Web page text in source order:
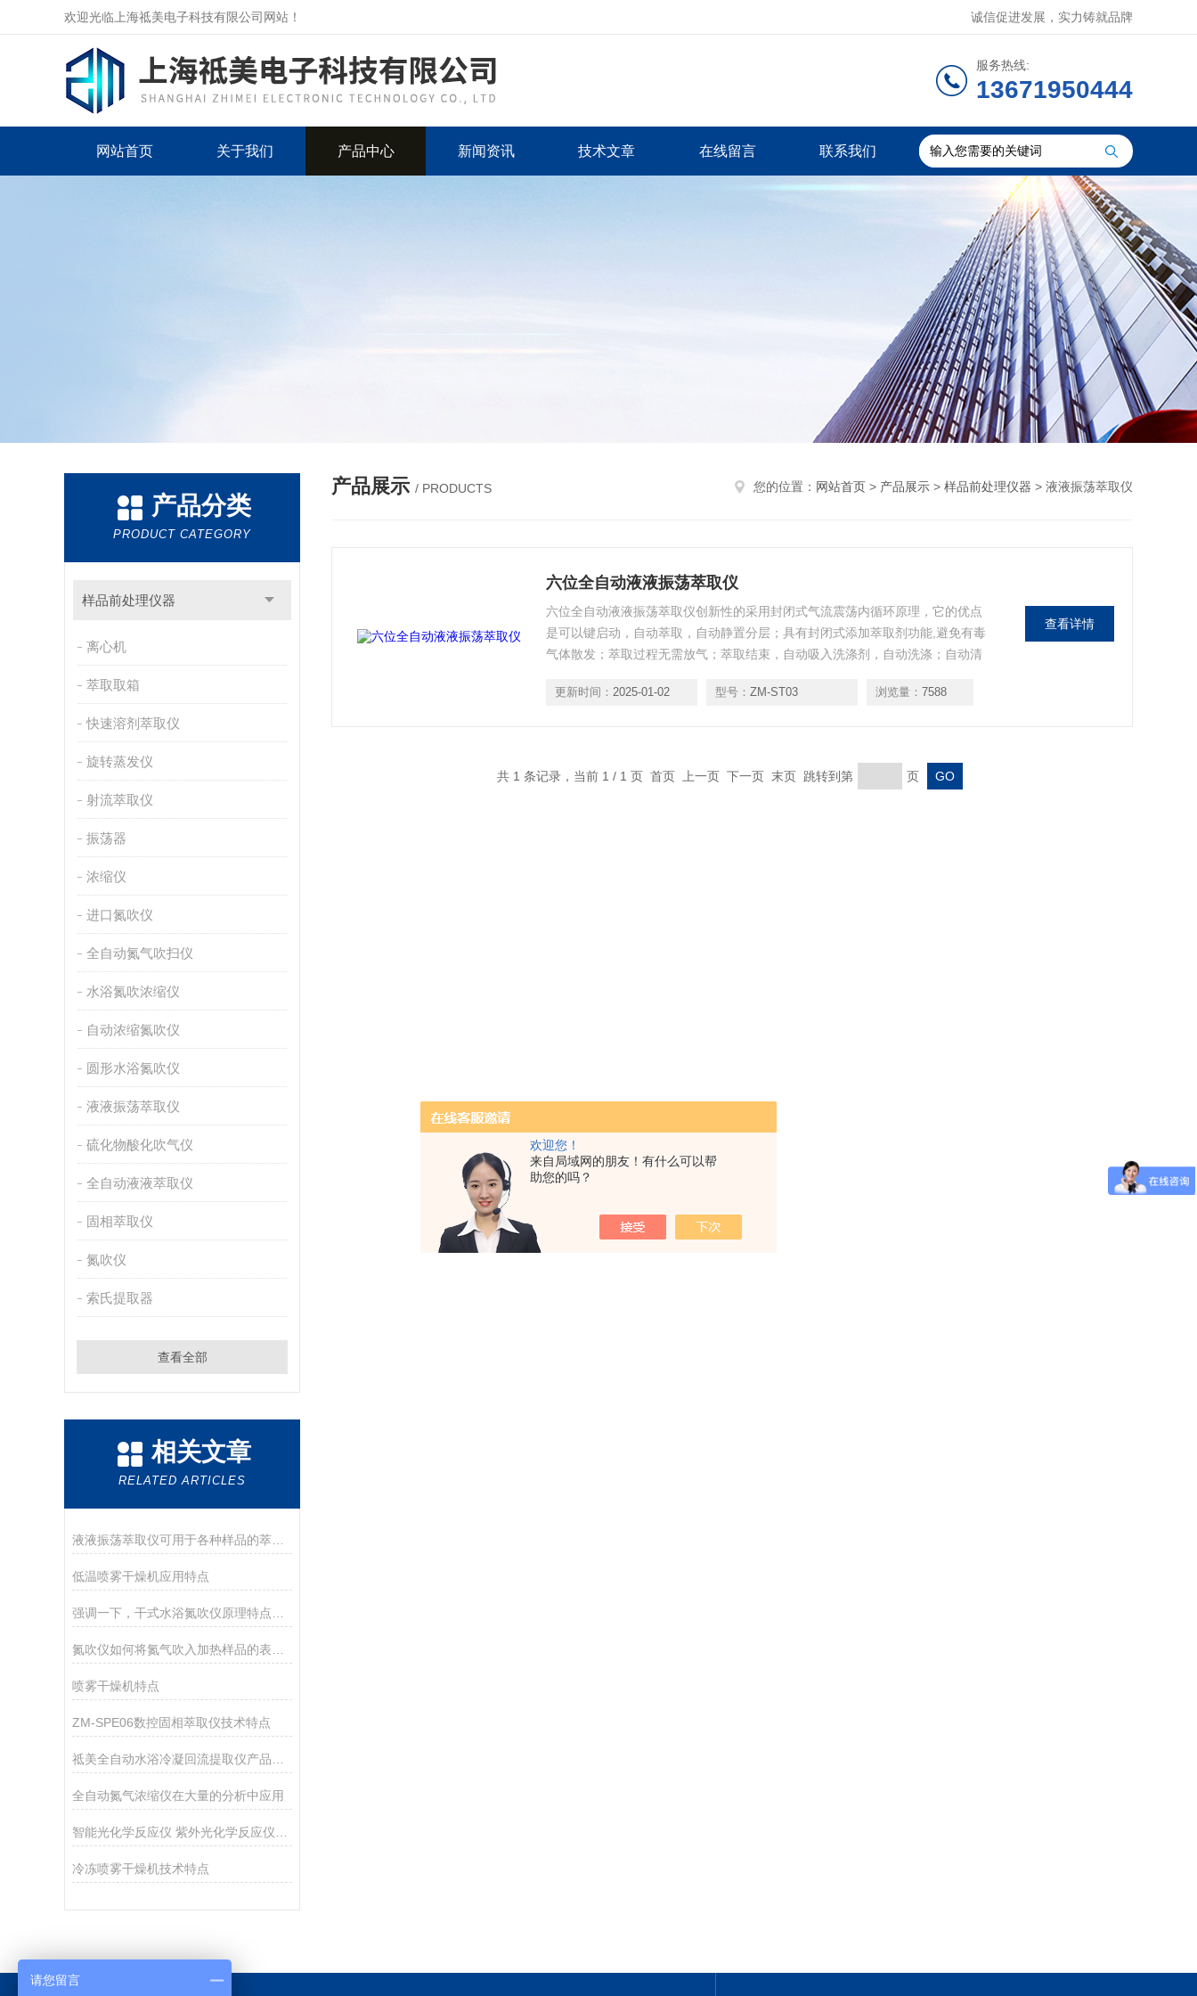
欢迎您！
来自局域网的朋友！有什么可以帮
助您的吗？
欢迎光临上海祗美电子科技有限公司网站！ 诚信促进发展，实力铸就品牌
服务热线:
13671950444
网站首页 关于我们 产品中心 新闻资讯 技术文章 在线留言 联系我们
产品分类
PRODUCT CATEGORY
样品前处理仪器
离心机
萃取取箱
快速溶剂萃取仪
旋转蒸发仪
射流萃取仪
振荡器
浓缩仪
进口氮吹仪
全自动氮气吹扫仪
水浴氮吹浓缩仪
自动浓缩氮吹仪
圆形水浴氮吹仪
液液振荡萃取仪
硫化物酸化吹气仪
全自动液液萃取仪
固相萃取仪
氮吹仪
索氏提取器
查看全部
相关文章
RELATED ARTICLES
液液振荡萃取仪可用于各种样品的萃取，适应性强
低温喷雾干燥机应用特点
喷雾干燥机特点
ZM-SPE06数控固相萃取仪技术特点
全自动氮气浓缩仪在大量的分析中应用
冷冻喷雾干燥机技术特点
产品展示 / PRODUCTS 您的位置： 网站首页 > 产品展示 > 样品前处理仪器 > 液液振荡萃取仪
六位全自动液液振荡萃取仪
六位全自动液液振荡萃取仪创新性的采用封闭式气流震荡内循环原理，它的优点
是可以键启动，自动萃取，自动静置分层；具有封闭式添加萃取剂功能,避免有毒
气体散发；萃取过程无需放气；萃取结束，自动吸入洗涤剂，自动洗涤；自动清
平板液晶触摸屏可视化操作。该仪器具有远程操作、自动化程度高、省时省力、
更新时间： 2025-01-02 型号： ZM-ST03 浏览量： 7588
查看详情
共 1 条记录，当前 1 / 1 页 首页 上一页 下一页 末页 跳转到第 页
请您留言